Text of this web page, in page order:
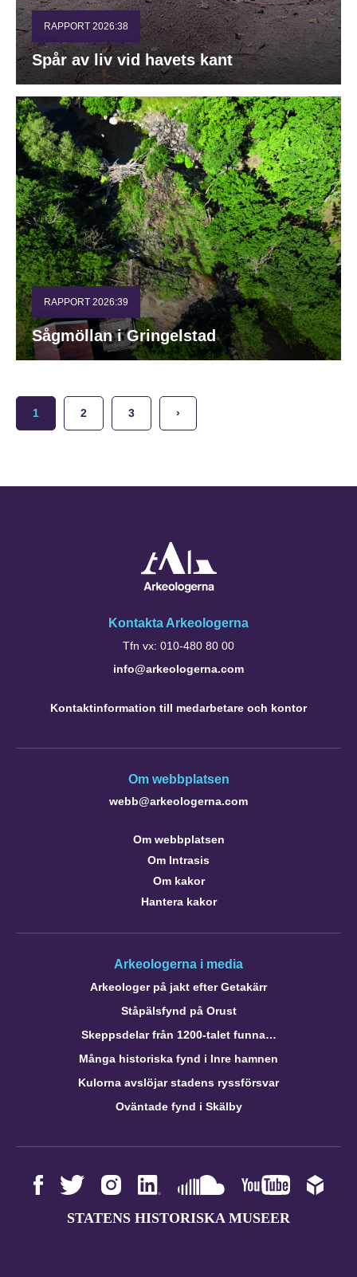
RAPPORT 2026:38
Spår av liv vid havets kant
RAPPORT 2026:39
Sågmöllan i Gringelstad
1 2 3 ›
Kontakta Arkeologerna
Tfn vx: 010-480 80 00
info@arkeologerna.com
Kontaktinformation till medarbetare och kontor
Om webbplatsen
webb@arkeologerna.com
Om webbplatsen
Om Intrasis
Om kakor
Hantera kakor
Arkeologerna i media
Arkeologer på jakt efter Getakärr
Ståpälsfynd på Orust
Skeppsdelar från 1200-talet funna…
Många historiska fynd i Inre hamnen
Kulorna avslöjar stadens ryssförsvar
Oväntade fynd i Skälby
STATENS HISTORISKA MUSEER